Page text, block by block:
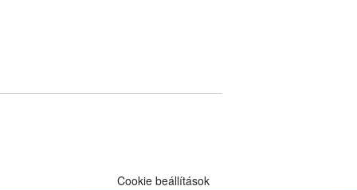
Cookie beállítások